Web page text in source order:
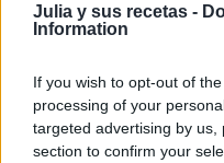
Julia y sus recetas -
Information
If you wish to opt-out of
processing of your
targeted advertising by
section to confirm your